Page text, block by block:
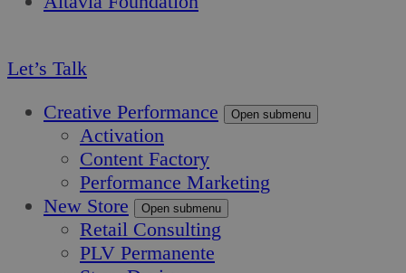
Let’s Talk
Creative Performance
Open submenu
Activation
Content Factory
Performance Marketing
New Store
Open submenu
Retail Consulting
PLV Permanente